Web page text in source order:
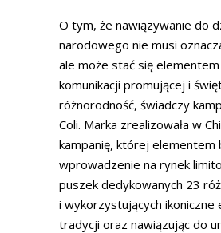
O tym, że nawiązywanie do
narodowego nie musi
ale może stać się
komunikacji promującej i
różnorodność, świadczy
Coli. Marka zrealizowała w
kampanię, której elementem
wprowadzenie na rynek
puszek dedykowanych 23
i wykorzystujących ikoniczne
tradycji oraz nawiązując do